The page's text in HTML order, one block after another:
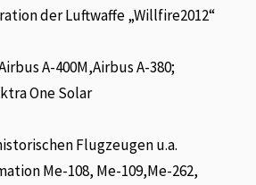
der Luftwaffe „Willfire2012“
A-400M,Airbus A-380;
One Solar
Flugzeugen u.a.
Me-108, Me-109,Me-262,